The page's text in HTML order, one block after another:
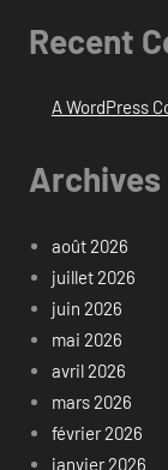
Recent
A WordPress
Archives
août 2026
juillet 2026
juin 2026
mai 2026
avril 2026
mars 2026
février 2026
janvier 2026